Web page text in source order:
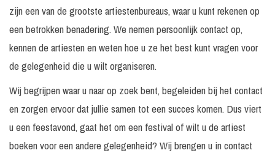
zijn een van de grootste artiestenbureaus, waar u kunt rekenen op
een betrokken benadering. We nemen persoonlijk contact op,
kennen de artiesten en weten hoe u ze het best kunt vragen voor
de gelegenheid die u wilt organiseren.
Wij begrijpen waar u naar op zoek bent, begeleiden bij het contact
en zorgen ervoor dat jullie samen tot een succes komen. Dus viert
u een feestavond, gaat het om een festival of wilt u de artiest
boeken voor een andere gelegenheid? Wij brengen u in contact